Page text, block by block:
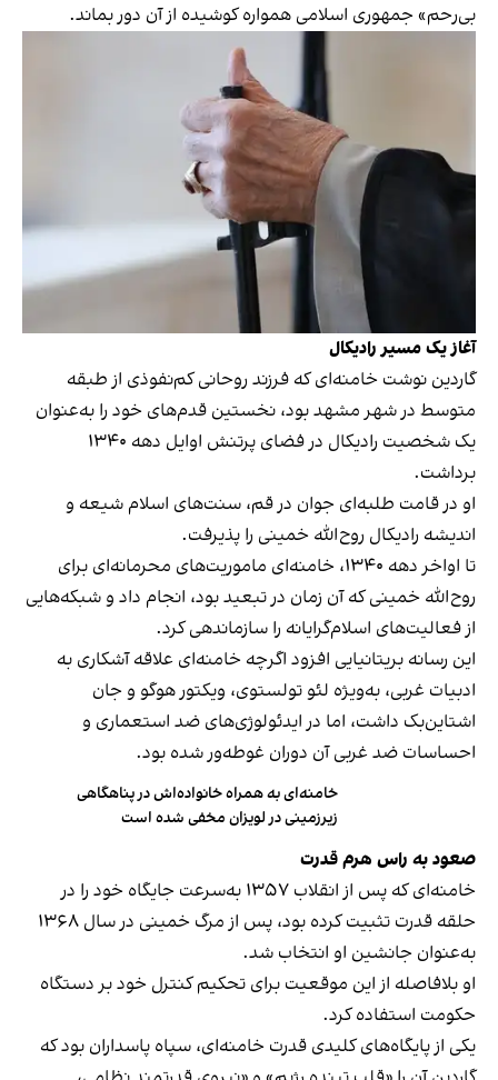
بی‌رحم» جمهوری اسلامی همواره کوشیده از آن دور بماند.
آغاز یک مسیر رادیکال
گاردین نوشت خامنه‌ای که فرزند روحانی کم‌نفوذی از طبقه
متوسط در شهر مشهد بود، نخستین قدم‌های خود را به‌عنوان
یک شخصیت رادیکال در فضای پرتنش اوایل دهه ۱۳۴۰
برداشت.
او در قامت طلبه‌ای جوان در قم، سنت‌های اسلام شیعه و
اندیشه رادیکال روح‌الله خمینی را پذیرفت.
تا اواخر دهه ۱۳۴۰، خامنه‌ای ماموریت‌های محرمانه‌ای برای
روح‌الله خمینی که آن زمان در تبعید بود، انجام داد و شبکه‌هایی
از فعالیت‌های اسلام‌گرایانه را سازماندهی کرد.
این رسانه بریتانیایی افزود اگرچه خامنه‌ای علاقه آشکاری به
ادبیات غربی، به‌ویژه لئو تولستوی، ویکتور هوگو و جان
اشتاین‌بک داشت، اما در ایدئولوژی‌های ضد استعماری و
احساسات ضد غربی آن دوران غوطه‌ور شده بود.
خامنه‌ای به همراه خانواده‌اش در پناهگاهی
زیرزمینی در لویزان مخفی شده است
صعود به راس هرم قدرت
خامنه‌ای که پس از انقلاب ۱۳۵۷ به‌سرعت جایگاه خود را در
حلقه قدرت تثبیت کرده بود، پس از مرگ خمینی در سال ۱۳۶۸
به‌عنوان جانشین او انتخاب شد.
او بلافاصله از این موقعیت برای تحکیم کنترل خود بر دستگاه
حکومت استفاده کرد.
یکی از پایگاه‌های کلیدی قدرت خامنه‌ای، سپاه پاسداران بود که